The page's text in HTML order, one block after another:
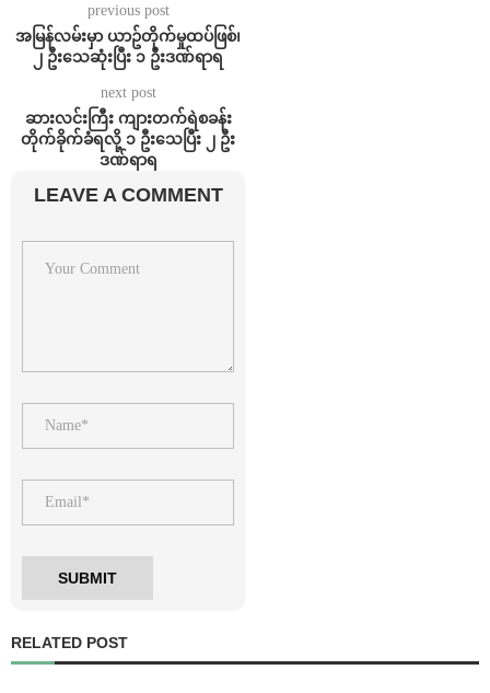
previous post
အမြန်လမ်းမှာ ယာဥ်တိုက်မှုထပ်ဖြစ်၊
၂ ဦးသေဆုံးပြီး ၁ ဦးဒဏ်ရာရ
next post
ဆားလင်းကြီး ကျားတက်ရဲစခန်း
တိုက်ခိုက်ခံရလို့ ၁ ဦးသေပြီး ၂ ဦး
ဒဏ်ရာရ
LEAVE A COMMENT
RELATED POST